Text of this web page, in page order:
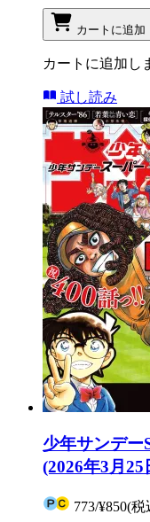
カートに追加
カートに追加し
試し読み
少年サンデー
(2026年3月25
773/¥850(税